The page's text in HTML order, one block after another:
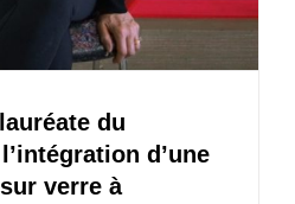
du
d’une
verre à